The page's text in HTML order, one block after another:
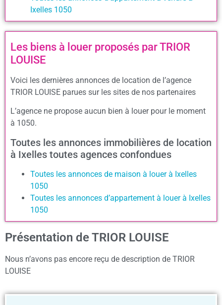
Ixelles 1050
Les biens à louer proposés par TRIOR
LOUISE
Voici les dernières annonces de location de l’agence
TRIOR LOUISE parues sur les sites de nos partenaires
L’agence ne propose aucun bien à louer pour le moment
à 1050.
Toutes les annonces immobilières de location
à Ixelles toutes agences confondues
Toutes les annonces de maison à louer à Ixelles
1050
Toutes les annonces d’appartement à louer à Ixelles
1050
Présentation de TRIOR LOUISE
Nous n’avons pas encore reçu de description de TRIOR
LOUISE